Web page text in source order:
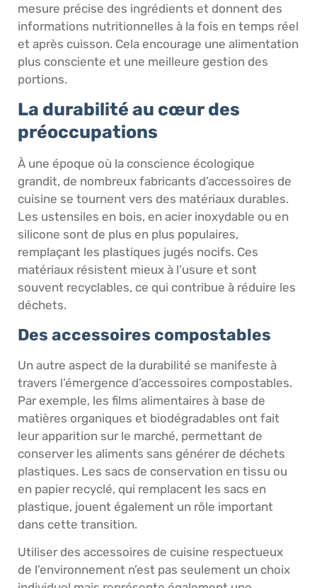
mesure précise des ingrédients et donnent des
informations nutritionnelles à la fois en temps réel
et après cuisson. Cela encourage une alimentation
plus consciente et une meilleure gestion des
portions.
La durabilité au cœur des
préoccupations
À une époque où la conscience écologique
grandit, de nombreux fabricants d’accessoires de
cuisine se tournent vers des matériaux durables.
Les ustensiles en bois, en acier inoxydable ou en
silicone sont de plus en plus populaires,
remplaçant les plastiques jugés nocifs. Ces
matériaux résistent mieux à l’usure et sont
souvent recyclables, ce qui contribue à réduire les
déchets.
Des accessoires compostables
Un autre aspect de la durabilité se manifeste à
travers l’émergence d’accessoires compostables.
Par exemple, les films alimentaires à base de
matières organiques et biodégradables ont fait
leur apparition sur le marché, permettant de
conserver les aliments sans générer de déchets
plastiques. Les sacs de conservation en tissu ou
en papier recyclé, qui remplacent les sacs en
plastique, jouent également un rôle important
dans cette transition.
Utiliser des accessoires de cuisine respectueux
de l’environnement n’est pas seulement un choix